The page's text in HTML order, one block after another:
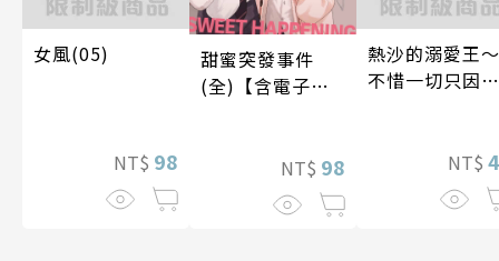
女風(05)
NT$ 98
甜蜜突發事件
(全)【含電子限
NT$ 98
熱沙的溺愛王～
不惜一切只因愛
NT$